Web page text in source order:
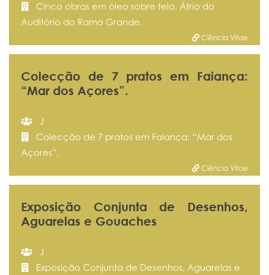
Cinco obras em óleo sobre tela. Átrio do
Auditório do Ramo Grande.
Ciência Vitae
Colecção de 7 pratos em Faiança:
“Mar dos Açores”.
J
Colecção de 7 pratos em Faiança: “Mar dos
Açores”.
Ciência Vitae
Exposição Conjunta de Desenhos,
Aguarelas e Gouaches
J
Exposição Conjunta de Desenhos, Aguarelas e